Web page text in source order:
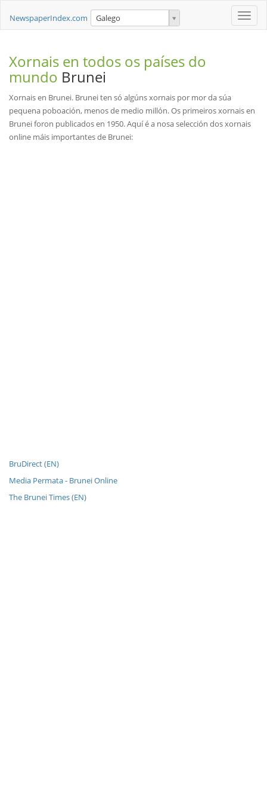
Toggle
NewspaperIndex.com Galego
Xornais en todos os países do
mundo Brunei
Xornais en Brunei. Brunei ten só algúns xornais por mor da súa
pequena poboación, menos de medio millón. Os primeiros xornais en
Brunei foron publicados en 1950. Aquí é a nosa selección dos xornais
online máis importantes de Brunei:
BruDirect (EN)
Media Permata - Brunei Online
The Brunei Times (EN)